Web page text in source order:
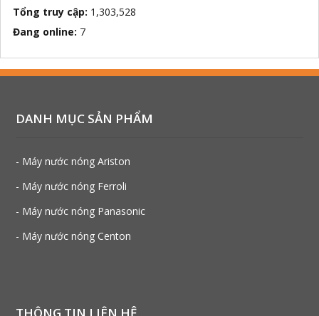
Tổng truy cập: 1,303,528
Đang online: 7
DANH MỤC SẢN PHẨM
- Máy nước nóng Ariston
- Máy nước nóng Ferroli
- Máy nước nóng Panasonic
- Máy nước nóng Centon